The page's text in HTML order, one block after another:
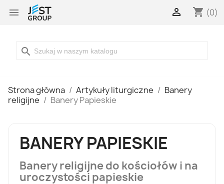
 shopping_cart (0)

search
Strona główna Artykuły liturgiczne
Banery
religijne
Banery Papieskie
BANERY PAPIESKIE
Banery religijne do kościołów i na
uroczystości papieskie